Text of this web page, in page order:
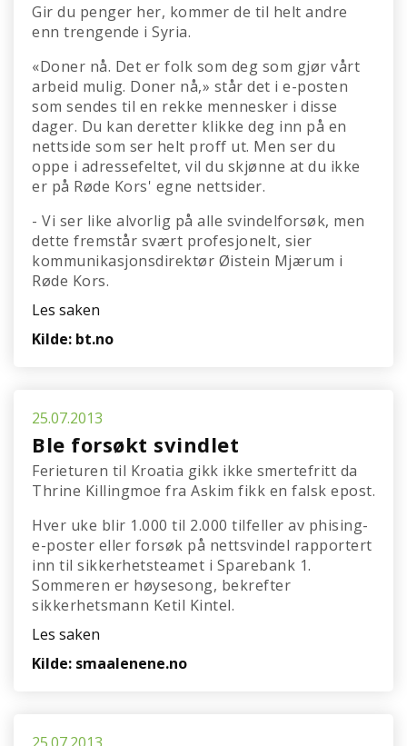
Gir du penger her, kommer de til helt andre
enn trengende i Syria.
«Doner nå. Det er folk som deg som gjør vårt
arbeid mulig. Doner nå,» står det i e-posten
som sendes til en rekke mennesker i disse
dager. Du kan deretter klikke deg inn på en
nettside som ser helt proff ut. Men ser du
oppe i adressefeltet, vil du skjønne at du ikke
er på Røde Kors' egne nettsider.
- Vi ser like alvorlig på alle svindelforsøk, men
dette fremstår svært profesjonelt, sier
kommunikasjonsdirektør Øistein Mjærum i
Røde Kors.
Les saken
Kilde: bt.no
25.07.2013
Ble forsøkt svindlet
Ferieturen til Kroatia gikk ikke smertefritt da
Thrine Killingmoe fra Askim fikk en falsk epost.
Hver uke blir 1.000 til 2.000 tilfeller av phising-
e-poster eller forsøk på nettsvindel rapportert
inn til sikkerhetsteamet i Sparebank 1.
Sommeren er høysesong, bekrefter
sikkerhetsmann Ketil Kintel.
Les saken
Kilde: smaalenene.no